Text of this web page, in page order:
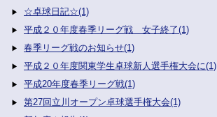
☆卓球日記☆(1)
平成２０年度春季リーグ戦 女子終了(1)
春季リーグ戦のお知らせ(1)
平成２０年度関東学生卓球新人選手権大会に(1)
平成20年度春季リーグ戦(1)
第27回立川オープン卓球選手権大会(1)